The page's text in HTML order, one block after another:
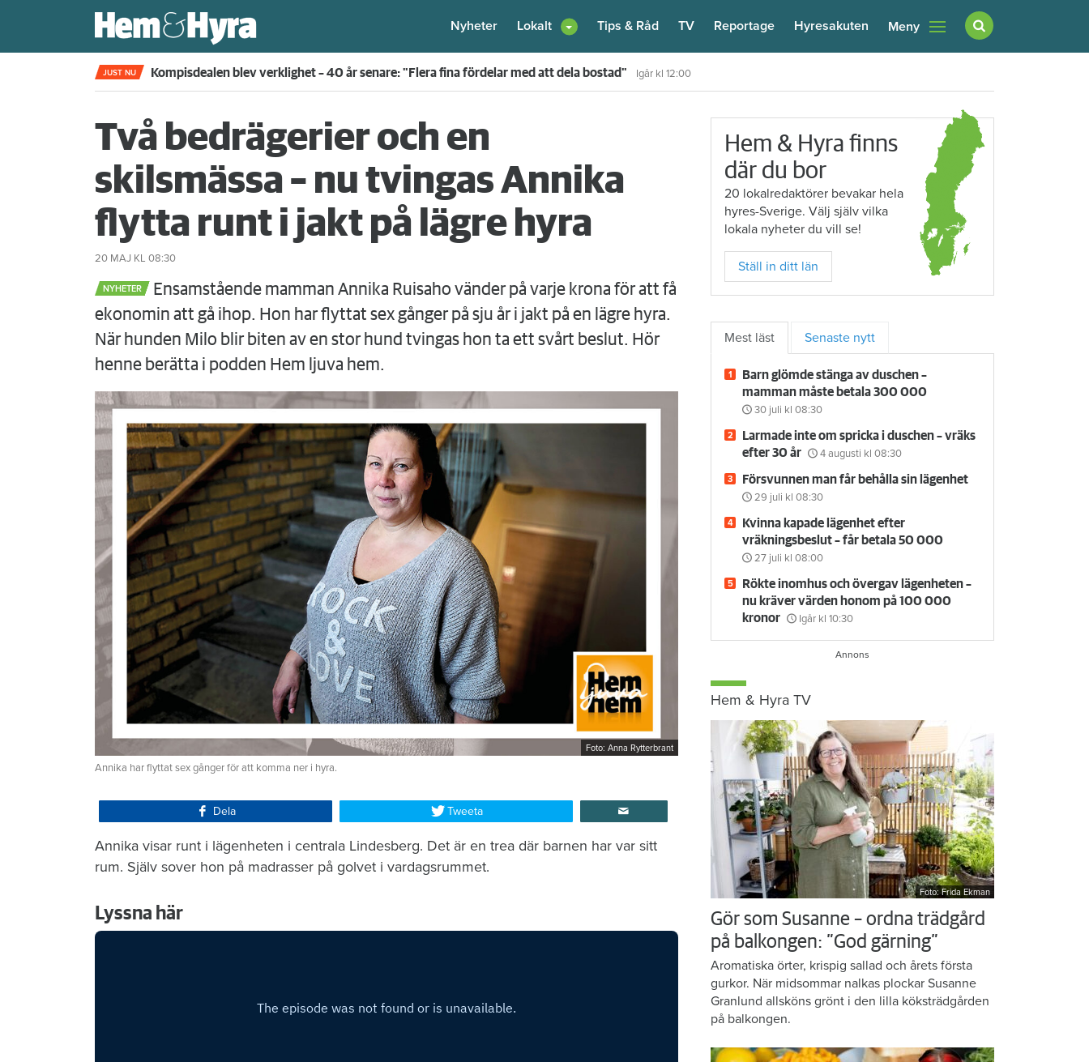
Nyheter Lokalt Tips & Råd TV Reportage Hyresakuten Meny
JUST NU Kompisdealen blev verklighet – 40 år senare: "Flera fina fördelar med att dela bostad" Igår kl 12:00
Två bedrägerier och en
skilsmässa – nu tvingas Annika
flytta runt i jakt på lägre hyra
20 MAJ KL 08:30
NYHETER
Ensamstående mamman Annika Ruisaho vänder på varje krona för att få
ekonomin att gå ihop. Hon har flyttat sex gånger på sju år i jakt på en lägre hyra.
När hunden Milo blir biten av en stor hund tvingas hon ta ett svårt beslut. Hör
henne berätta i podden Hem ljuva hem.
Foto: Anna Rytterbrant
Annika har flyttat sex gånger för att komma ner i hyra.
Dela Tweeta
Annika visar runt i lägenheten i centrala Lindesberg. Det är en trea där barnen har var sitt
rum. Själv sover hon på madrasser på golvet i vardagsrummet.
Lyssna här
Hem & Hyra finns
där du bor
20 lokalredaktörer bevakar hela
hyres-Sverige. Välj själv vilka
lokala nyheter du vill se!
Ställ in ditt län
Mest läst Senaste nytt
Barn glömde stänga av duschen –
mamman måste betala 300 000
30 juli kl 08:30
Larmade inte om spricka i duschen – vräks
efter 30 år
4 augusti kl 08:30
Försvunnen man får behålla sin lägenhet
29 juli kl 08:30
Kvinna kapade lägenhet efter
vräkningsbeslut – får betala 50 000
27 juli kl 08:00
Rökte inomhus och övergav lägenheten –
nu kräver värden honom på 100 000
kronor
Igår kl 10:30
Hem & Hyra TV
Foto: Frida Ekman
Gör som Susanne – ordna trädgård
på balkongen: ”God gärning”
Aromatiska örter, krispig sallad och årets första
gurkor. När midsommar nalkas plockar Susanne
Granlund allsköns grönt i den lilla köksträdgården
på balkongen.